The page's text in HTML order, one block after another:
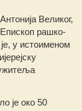
Великог,
рашко-
у истоименом
је око 50